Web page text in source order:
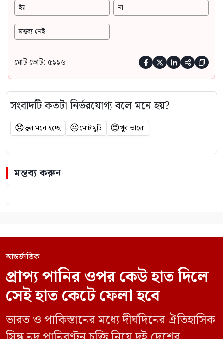
হ্যাঁ না
মন্তব্য নেই
মোট ভোট: ৫১১৬     
সংবাদটি কতটা নির্ভরযোগ্য বলে মনে হয়?
😞ভুল মনে হচ্ছে 😐মোটামুটি 😍খুব ভালো
মন্তব্য করুন
আন্তর্জাতিক
প্রাপ্য পানির ওপর কেউ হাত দিলে
সেই হাত কেটে ফেলা হবে
ভারত ও পাকিস্তানের মধ্যে দীর্ঘদিনের ঐতিহাসিক